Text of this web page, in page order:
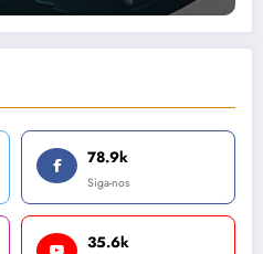
78.9k
Siga-nos
35.6k